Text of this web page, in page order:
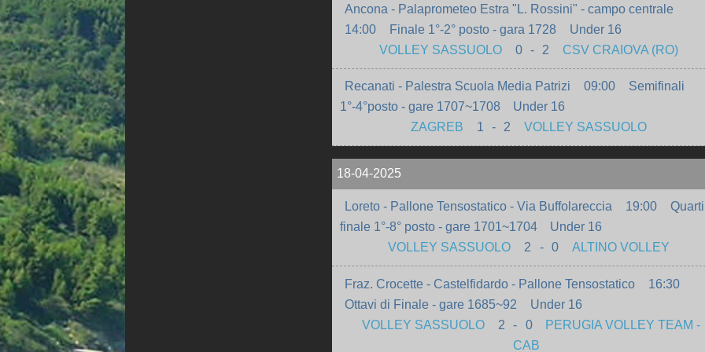
Ancona - Palaprometeo Estra "L. Rossini" - campo centrale
14:00
Finale 1°-2° posto - gara 1728
Under 16
VOLLEY SASSUOLO
0 - 2 CSV CRAIOVA (RO)
Recanati - Palestra Scuola Media Patrizi 09:00
Semifinali
1°-4°posto - gare 1707~1708
Under 16
ZAGREB
1 - 2 VOLLEY SASSUOLO
18-04-2025
Loreto - Pallone Tensostatico - Via Buffolareccia 19:00
finale 1°-8° posto - gare 1701~1704
Under 16
VOLLEY SASSUOLO
2 - 0 ALTINO VOLLEY
Fraz. Crocette - Castelfidardo - Pallone Tensostatico
16:30
Ottavi di Finale - gare 1685~92
Under 16
VOLLEY SASSUOLO
2 - 0
PERUGIA VOLLEY TEAM -
CAB